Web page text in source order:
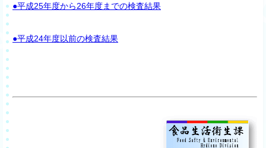
●平成25年度から26年度までの検査結果
●平成24年度以前の検査結果